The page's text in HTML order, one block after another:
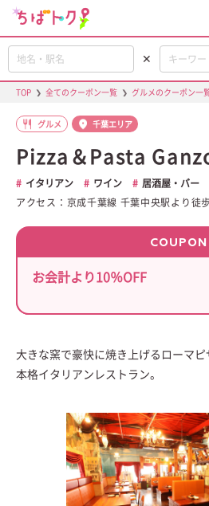
✕
TOP ❯ 全てのクーポン一覧 ❯ グルメのクーポン一
グルメ 千葉エリア
Pizza＆Pasta
イタリアン ワイン
居酒屋・バー
アクセス：京成千葉線 千葉中央駅より徒
COUPON
お会計より10％OFF
大きな窯で豪快に焼き上げるローマ
本格イタリアンレストラン。